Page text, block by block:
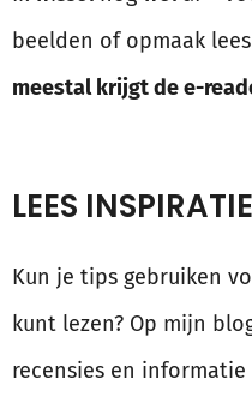
beelden of opmaak
meestal krijgt de e-
LEES
Kun je tips gebruiken
kunt lezen? Op mijn
recensies en